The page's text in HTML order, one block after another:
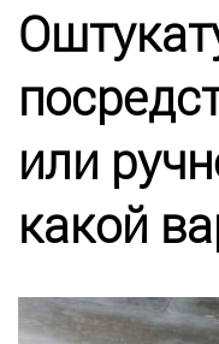
или
какой